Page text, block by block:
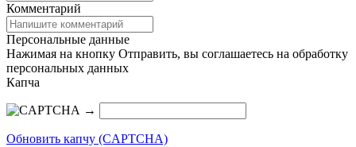
Комментарий
Персональные данные
Нажимая на кнопку Отправить, вы соглашаетесь на обработку
персональных данных
Капча
→
Обновить капчу (CAPTCHA)